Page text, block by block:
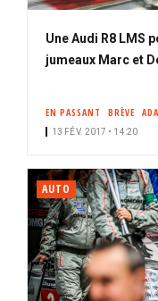
Une Audi R8 LMS
jumeaux Marc et
EN PASSANT BRÈVE
13 FÉV. 2017 • 14:20
AUTO